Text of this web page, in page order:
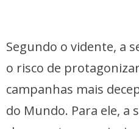
Segundo o vidente, a
o risco de
campanhas mais
do Mundo. Para ele, a